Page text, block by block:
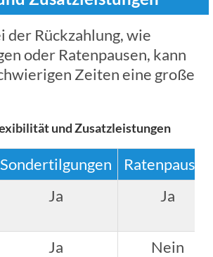
der Rückzahlung, wie
oder Ratenpausen, kann
Zeiten eine große
und Zusatzleistungen
Sondertilgungen
Ratenpausen
Ja Ja
Ja
Nein